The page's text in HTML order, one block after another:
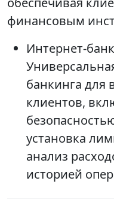
финансовым
Интернет-
банкинга для
клиентов,
установка
анализ
историей